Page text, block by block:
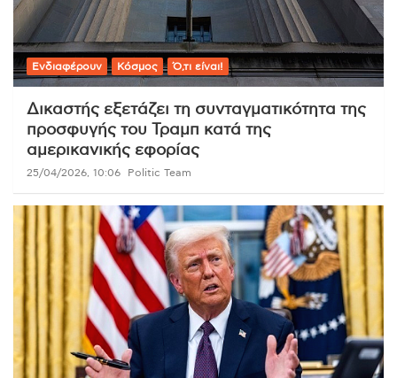
Ενδιαφέρουν Κόσμος Ό,τι είναι!
Δικαστής εξετάζει τη συνταγματικότητα της
προσφυγής του Τραμπ κατά της
αμερικανικής εφορίας
25/04/2026, 10:06 Politic Team